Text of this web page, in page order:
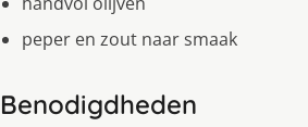
peper en zout naar smaak
Benodigdheden